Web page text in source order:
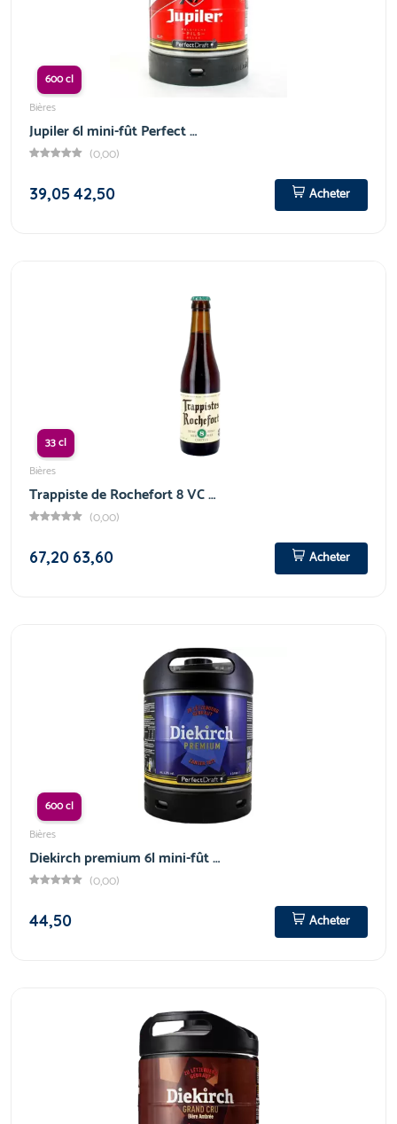
600 cl
Bières
Jupiler 6l mini-fût Perfect …
(0,00)
39,0542,50 Acheter
33 cl
Bières
Trappiste de Rochefort 8 VC …
(0,00)
67,20 63,60 Acheter
600 cl
Bières
Diekirch premium 6l mini-fût …
(0,00)
44,50
Acheter